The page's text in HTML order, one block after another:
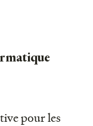
pour les